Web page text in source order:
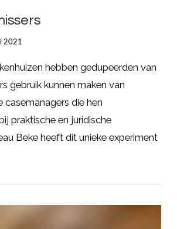
2021
hebben gedupeerden van
gebruik kunnen maken van
casemanagers die hen
praktische en juridische
Beke heeft dit unieke experiment